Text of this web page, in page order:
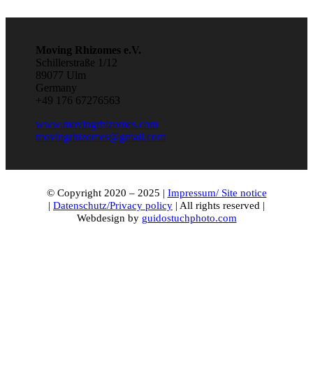
Moving Rhizomes e.V.
Schillerstraße 1/12
89077 Ulm
Germany
+49 176 67276563
www.movingrhizomes.com
movingrhizomes@gmail.com
© Copyright 2020 – 2025 | Impressum/ Site notice
| Datenschutz/Privacy policy | All rights reserved |
Webdesign by guidostuchphoto.com